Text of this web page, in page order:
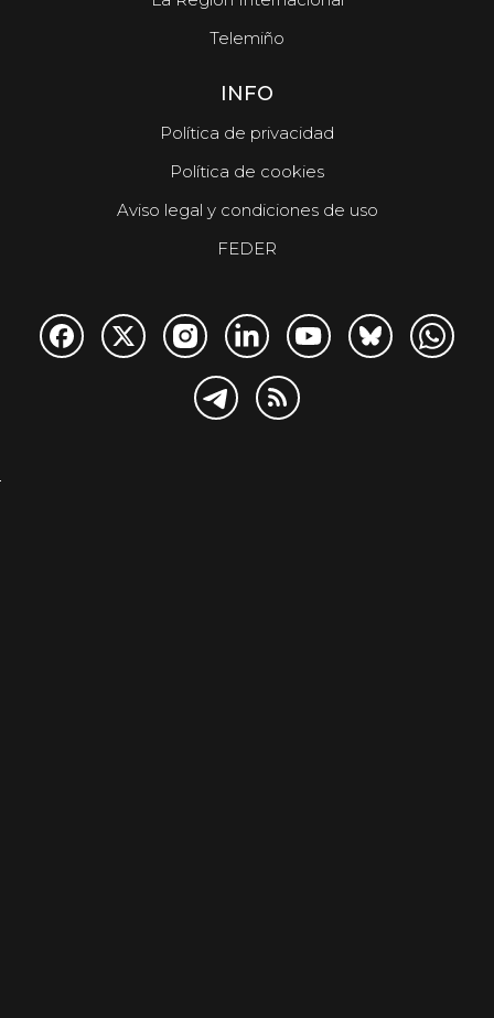
Telemiño
INFO
Política de privacidad
Política de cookies
Aviso legal y condiciones de uso
FEDER